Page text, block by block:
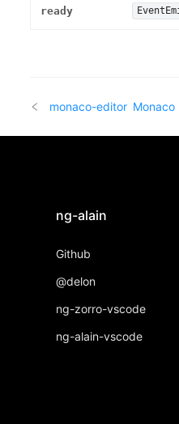
ready
monaco-editor Monaco
ng-alain
Github
@delon
ng-zorro-vscode
ng-alain-vscode